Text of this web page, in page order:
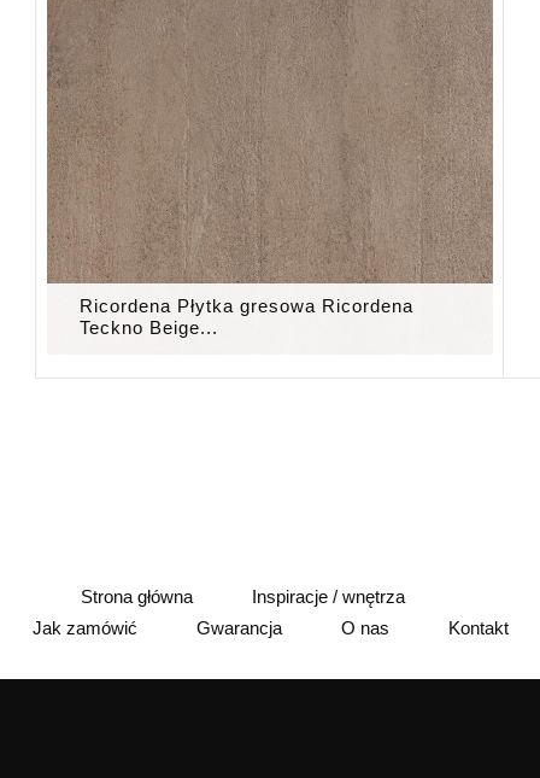
Ricordena Płytka gresowa Ricordena
Teckno Beige...
Strona główna
Inspiracje / wnętrza
Jak zamówić
Gwarancja O nas Kontakt